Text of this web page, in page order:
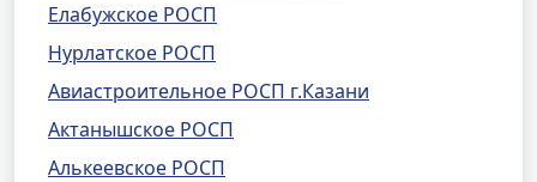
Елабужское РОСП
Нурлатское РОСП
Авиастроительное РОСП г.Казани
Актанышское РОСП
Алькеевское РОСП